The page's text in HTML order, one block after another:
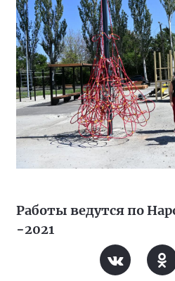
Работы ведутся по
−2021